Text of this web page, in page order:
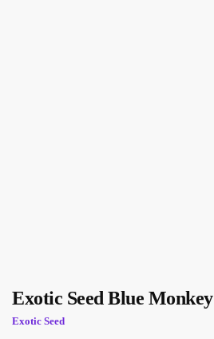
Exotic Seed Blue Monkey
Exotic Seed